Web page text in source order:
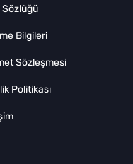
Sözlüğü
Bilgileri
Sözleşmesi
Politikası